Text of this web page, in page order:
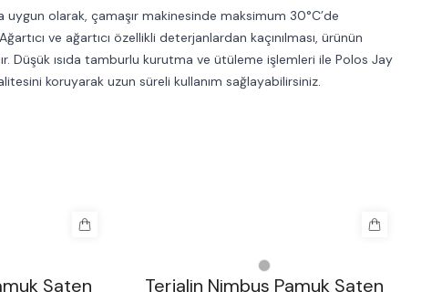
uygun olarak, çamaşır makinesinde maksimum 30°C’de
ve ağartıcı özellikli deterjanlardan kaçınılması, ürünün
Düşük ısıda tamburlu kurutma ve ütüleme işlemleri ile Polos Jay
koruyarak uzun süreli kullanım sağlayabilirsiniz.
Saten Terjalin Nimbus Pamuk Saten